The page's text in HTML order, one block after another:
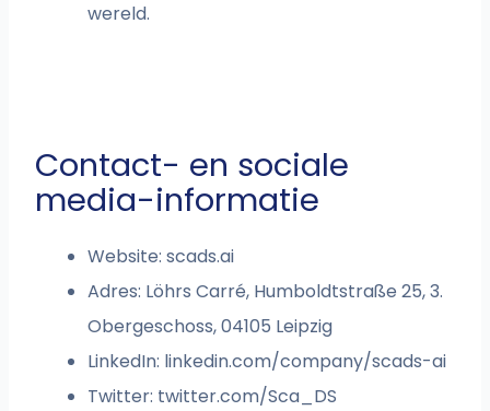
wereld.
Contact- en sociale
media-informatie
Website: scads.ai
Adres: Löhrs Carré, Humboldtstraße 25, 3.
Obergeschoss, 04105 Leipzig
LinkedIn: linkedin.com/company/scads-ai
Twitter: twitter.com/Sca_DS